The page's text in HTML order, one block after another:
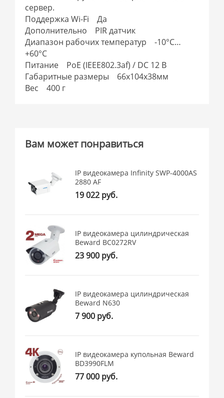
сервер.
Поддержка Wi-Fi Да
Дополнительно PIR датчик
Диапазон рабочих температур -10°С…
+60°С
Питание PoE (IEEE802.3af) / DC 12 В
Габаритные размеры 66х104х38мм
Вес 400 г
Вам может понравиться
IP видеокамера Infinity SWP-4000AS
2880 AF
19 022 руб.
IP видеокамера цилиндрическая
Beward BC0272RV
23 900 руб.
IP видеокамера цилиндрическая
Beward N630
7 900 руб.
IP видеокамера купольная Beward
BD3990FLM
77 000 руб.